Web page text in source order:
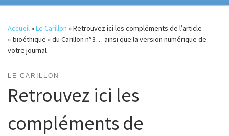
Accueil»Le Carillon »Retrouvez ici les compléments de l’article
« bioéthique » du Carillon n°3… ainsi que la version numérique de
votre journal
LE CARILLON
Retrouvez ici les
compléments de